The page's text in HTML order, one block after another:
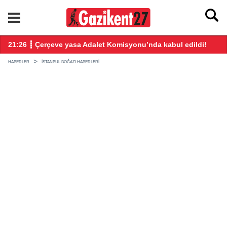
21:26 ┋ Çerçeve yasa Adalet Komisyonu’nda kabul edildi!
HABERLER İSTANBUL BOĞAZI HABERLERI